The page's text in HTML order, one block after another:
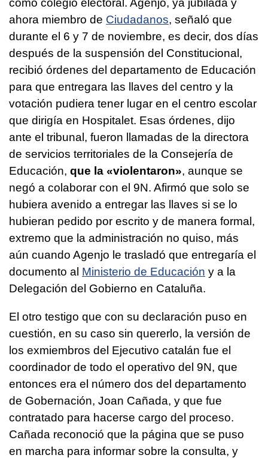
como colegio electoral. Agenjo, ya jubilada y
ahora miembro de Ciudadanos, señaló que
durante el 6 y 7 de noviembre, es decir, dos días
después de la suspensión del Constitucional,
recibió órdenes del departamento de Educación
para que entregara las llaves del centro y la
votación pudiera tener lugar en el centro escolar
que dirigía en Hospitalet. Esas órdenes, dijo
ante el tribunal, fueron llamadas de la directora
de servicios territoriales de la Consejería de
Educación, que la «violentaron», aunque se
negó a colaborar con el 9N. Afirmó que solo se
hubiera avenido a entregar las llaves si se lo
hubieran pedido por escrito y de manera formal,
extremo que la administración no quiso, más
aún cuando Agenjo le trasladó que entregaría el
documento al Ministerio de Educación y a la
Delegación del Gobierno en Cataluña.
El otro testigo que con su declaración puso en
cuestión, en su caso sin quererlo, la versión de
los exmiembros del Ejecutivo catalán fue el
coordinador de todo el operativo del 9N, que
entonces era el número dos del departamento
de Gobernación, Joan Cañada, y que fue
contratado para hacerse cargo del proceso.
Cañada reconoció que la página que se puso
en marcha para informar sobre la consulta, y